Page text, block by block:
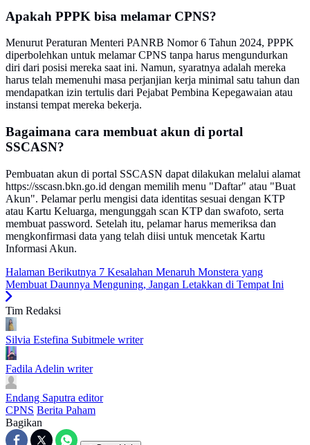
Apakah PPPK bisa melamar CPNS?
Menurut Peraturan Menteri PANRB Nomor 6 Tahun 2024, PPPK
diperbolehkan untuk melamar CPNS tanpa harus mengundurkan
diri dari posisi mereka saat ini. Namun, syaratnya adalah mereka
harus telah memenuhi masa perjanjian kerja minimal satu tahun dan
mendapatkan izin tertulis dari Pejabat Pembina Kepegawaian atau
instansi tempat mereka bekerja.
Bagaimana cara membuat akun di portal
SSCASN?
Pembuatan akun di portal SSCASN dapat dilakukan melalui alamat
https://sscasn.bkn.go.id dengan memilih menu "Daftar" atau "Buat
Akun". Pelamar perlu mengisi data identitas sesuai dengan KTP
atau Kartu Keluarga, mengunggah scan KTP dan swafoto, serta
membuat password. Setelah itu, pelamar harus memeriksa dan
mengkonfirmasi data yang telah diisi untuk mencetak Kartu
Informasi Akun.
Halaman Berikutnya 7 Kesalahan Menaruh Monstera yang
Membuat Daunnya Menguning, Jangan Letakkan di Tempat Ini
Tim Redaksi
Silvia Estefina Subitmele writer
Fadila Adelin writer
Endang Saputra editor
CPNS Berita Paham
Bagikan